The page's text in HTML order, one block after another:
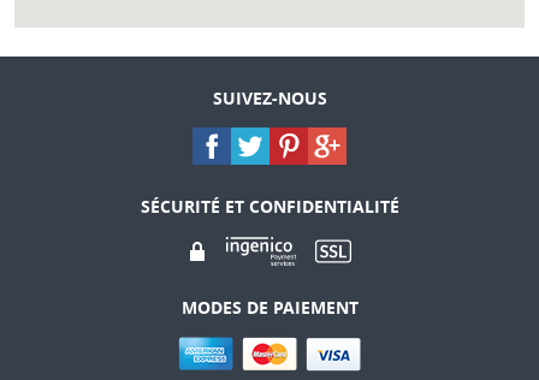
SUIVEZ-NOUS
SÉCURITÉ ET CONFIDENTIALITÉ
MODES DE PAIEMENT